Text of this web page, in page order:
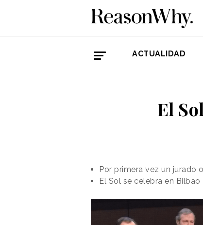
ACTUALIDAD
El
Por primera vez un jurado
El Sol se celebra en